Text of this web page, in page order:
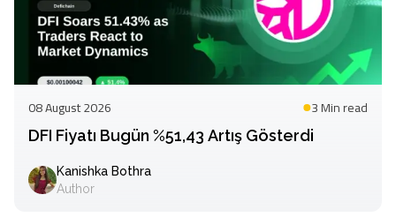
08 August 2026 3 Minread
DFI Fiyatı Bugün %51,43 Artış Gösterdi
Kanishka Bothra
Author